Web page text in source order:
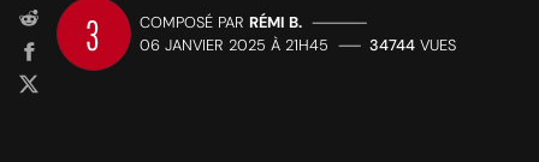
3 COMPOSÉ PAR RÉMI B. —————
06 JANVIER 2025 À 21H45 —— 34744 VUES